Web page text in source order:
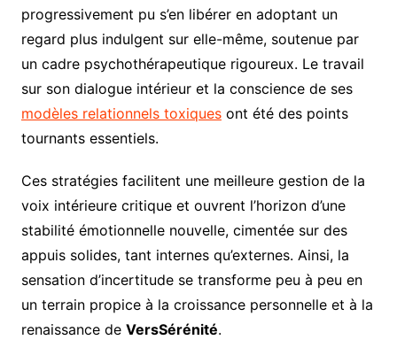
progressivement pu s’en libérer en adoptant un
regard plus indulgent sur elle-même, soutenue par
un cadre psychothérapeutique rigoureux. Le travail
sur son dialogue intérieur et la conscience de ses
modèles relationnels toxiquesont été des points
tournants essentiels.
Ces stratégies facilitent une meilleure gestion de la
voix intérieure critique et ouvrent l’horizon d’une
stabilité émotionnelle nouvelle, cimentée sur des
appuis solides, tant internes qu’externes. Ainsi, la
sensation d’incertitude se transforme peu à peu en
un terrain propice à la croissance personnelle et à la
renaissance de VersSérénité.